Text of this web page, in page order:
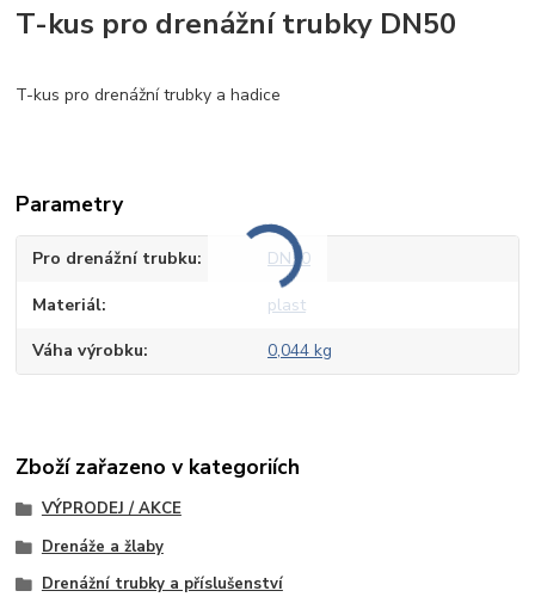
T-kus pro drenážní trubky DN50
T-kus pro drenážní trubky a hadice
Parametry
Pro drenážní trubku DN50
Materiál plast
Váha výrobku 0,044 kg
Zboží zařazeno v kategoriích
VÝPRODEJ / AKCE
Drenáže a žlaby
Drenážní trubky a příslušenství